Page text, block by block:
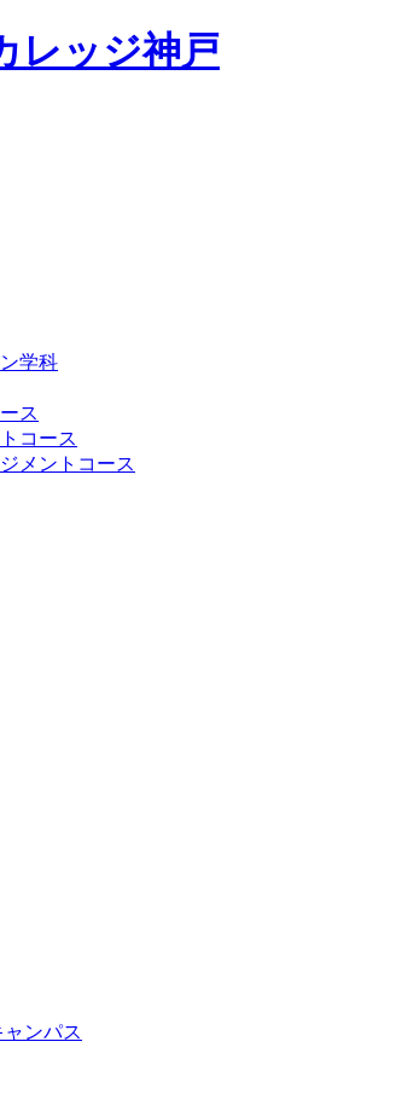
レッジ神戸
学科
ス
コース
メントコース
ンパス